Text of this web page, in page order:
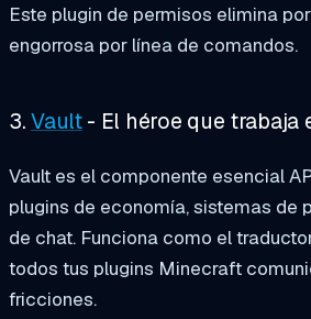
Este plugin de permisos elimina
engorrosa por línea de comandos.
3.Vault- El héroe que trabaja
Vault es el componente esencial
plugins de economía, sistemas de
de chat. Funciona como el
todos tus plugins Minecraft
fricciones.